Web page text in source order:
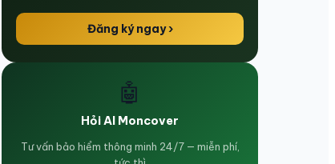
Đăng ký ngay ›
🤖
Hỏi AI Moncover
Tư vấn bảo hiểm thông minh 24/7 — miễn phí,